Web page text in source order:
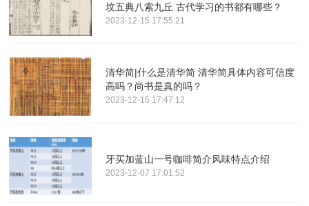
坟五典八索九丘 古代学习的书都有哪些？
2023-12-15 17:55:21
清华简|什么是清华简 清华简具体内容可信度
高吗？尚书是真的吗？
2023-12-15 17:47:12
牙买加蓝山一号咖啡简介风味特点介绍
2023-12-07 17:01:52